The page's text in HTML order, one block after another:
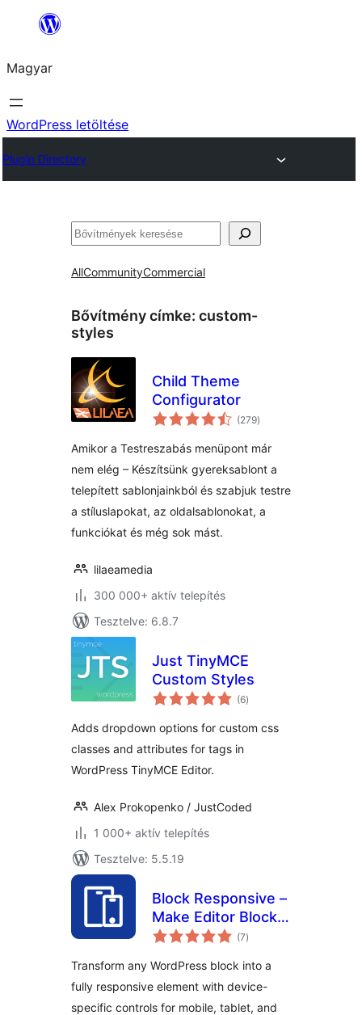
Ugrás
tartalomhoz
Magyar
WordPress letöltése
Plugin Directory
Keresés
AllCommunityCommercial
Bővítmény címke: custom-
styles
Child Theme
Configurator
(279értékelés
összesen
)
Amikor a Testreszabás menüpont már
nem elég – Készítsünk gyereksablont a
telepített sablonjainkból és szabjuk testre
a stíluslapokat, az oldalsablonokat, a
funkciókat és még sok mást.
lilaeamedia
300 000+ aktív telepítés
Tesztelve: 6.8.7
Just TinyMCE
Custom Styles
(6értékelés
összesen
)
Adds dropdown options for custom css
classes and attributes for tags in
WordPress TinyMCE Editor.
Alex Prokopenko / JustCoded
1 000+ aktív telepítés
Tesztelve: 5.5.19
Block Responsive –
Make Editor Blocks
Responsive Easily
(7értékelés
összesen
)
Transform any WordPress block into a
fully responsive element with device-
specific controls for mobile, tablet, and